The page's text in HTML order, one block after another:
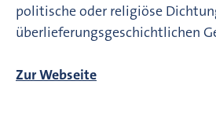
politische oder religiöse
überlieferungsgeschichtlichen
Zur Webseite